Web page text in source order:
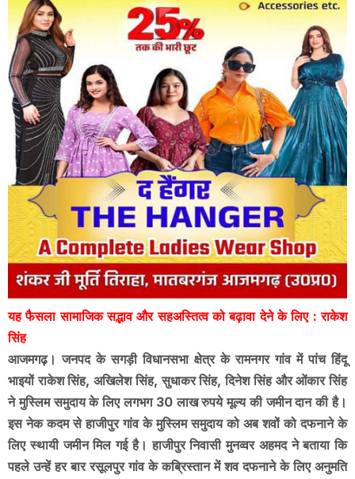
यह फैसला सामाजिक सद्भाव और सहअस्तित्व को बढ़ावा देने के लिए : राकेश
सिंह
आजमगढ़। जनपद के सगड़ी विधानसभा क्षेत्र के रामनगर गांव में पांच हिंदू
भाइयों राकेश सिंह, अखिलेश सिंह, सुधाकर सिंह, दिनेश सिंह और ओंकार सिंह
ने मुस्लिम समुदाय के लिए लगभग 30 लाख रुपये मूल्य की जमीन दान की है।
इस नेक कदम से हाजीपुर गांव के मुस्लिम समुदाय को अब शवों को दफनाने के
लिए स्थायी जमीन मिल गई है। हाजीपुर निवासी मुनव्वर अहमद ने बताया कि
पहले उन्हें हर बार रसूलपुर गांव के कब्रिस्तान में शव दफनाने के लिए अनुमति